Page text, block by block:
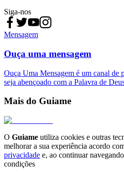
Siga-nos
Mensagem
Ouça uma mensagem
Ouça Uma Mensagem é um canal de
seja abençoado com a Palavra de
Mais do Guiame
O Guiame utiliza cookies e outras
melhorar a sua experiência acordo
privacidade e, ao continuar
condições